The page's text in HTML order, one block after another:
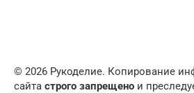
© 2026 Рукоделие. Копирование
сайта строго запрещено и